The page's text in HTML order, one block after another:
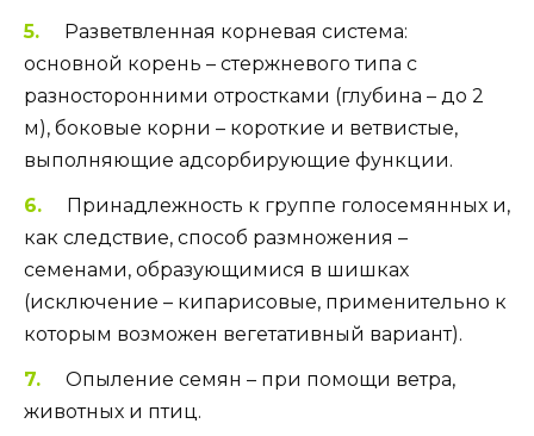
Разветвленная корневая система:
основной корень – стержневого типа с
разносторонними отростками (глубина – до 2
м), боковые корни – короткие и ветвистые,
выполняющие адсорбирующие функции.
Принадлежность к группе голосемянных и,
как следствие, способ размножения –
семенами, образующимися в шишках
(исключение – кипарисовые, применительно к
которым возможен вегетативный вариант).
Опыление семян – при помощи ветра,
животных и птиц.